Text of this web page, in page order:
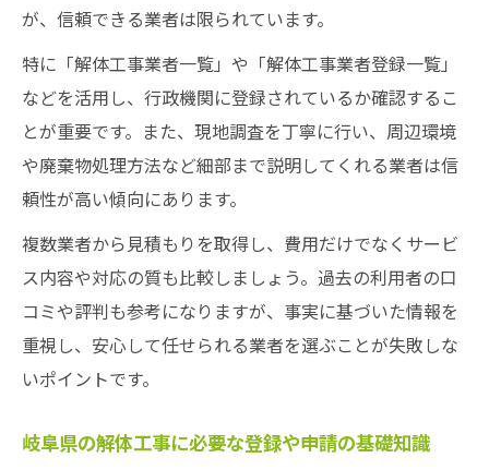
岐阜県の解体工事業登録の確認ポイント
登録業者を選ぶことで得られる安心感の理
由
安全な解体工事を依頼するための業者選定
法
登録一覧をもとにした解体依頼の進め方
納得できる岐阜解体の進め方と比較ポイント
解体工事の比較で重視すべきサービス内容
岐阜解体業者の対応や提案力を比較する方
法
納得できる解体依頼のための見積もりポイ
複数業者の比較で分かる岐阜県の傾向と特
が、信頼できる業者は限られています。
特に「解体工事業者一覧」や「解体工事業者登録一覧」
などを活用し、行政機関に登録されているか確認するこ
とが重要です。また、現地調査を丁寧に行い、周辺環境
や廃棄物処理方法など細部まで説明してくれる業者は信
頼性が高い傾向にあります。
複数業者から見積もりを取得し、費用だけでなくサービ
ス内容や対応の質も比較しましょう。過去の利用者の口
コミや評判も参考になりますが、事実に基づいた情報を
重視し、安心して任せられる業者を選ぶことが失敗しな
いポイントです。
岐阜県の解体工事に必要な登録や申請の基礎知識